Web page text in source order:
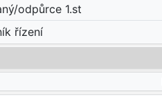
odpůrce 1.st
řízení